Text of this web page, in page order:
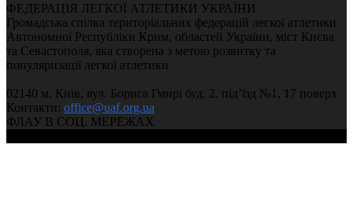
ФЕДЕРАЦІЯ ЛЕГКОЇ АТЛЕТИКИ УКРАЇНИ
Громадська спілка територіальних федерацій легкої атлетики
Автономної Республіки Крим, областей України, міст Києва
та Севастополя, яка створена з метою розвитку та
популяризації легкої атлетики
02140 м. Київ, вул. Бориса Гмирі буд. 2, під’їзд №1, 17 поверх
Контакти: office@uaf.org.ua
ФЛАУ В СОЦ. МЕРЕЖАХ